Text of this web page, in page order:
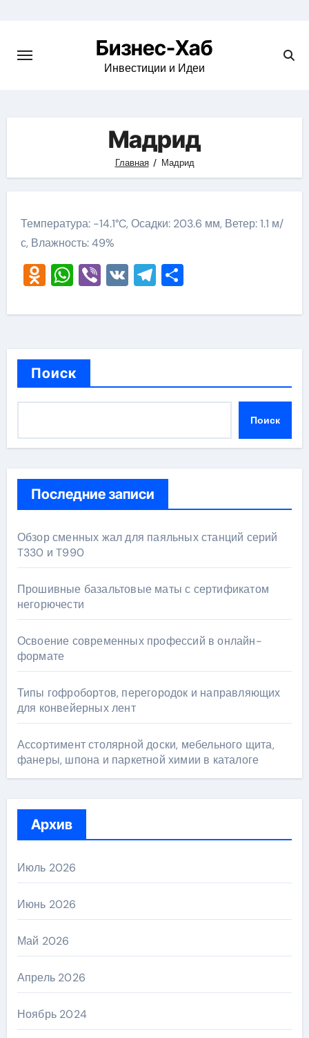
content
Бизнес-Хаб
Инвестиции и Идеи
Мадрид
Главная Мадрид
Температура: -14.1°C, Осадки: 203.6 мм, Ветер: 1.1 м/
с, Влажность: 49%
Odnoklassniki
WhatsApp
Viber
VKTelegram
Отправить
Поиск
Поиск
Последние записи
Обзор сменных жал для паяльных станций серий
T330 и T990
Прошивные базальтовые маты с сертификатом
негорючести
Освоение современных профессий в онлайн-
формате
Типы гофробортов, перегородок и направляющих
для конвейерных лент
Ассортимент столярной доски, мебельного щита,
фанеры, шпона и паркетной химии в каталоге
Архив
Июль 2026
Июнь 2026
Май 2026
Апрель 2026
Ноябрь 2024